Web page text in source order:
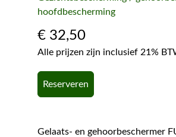
hoofdbescherming
€32,50
Alle prijzen zijn inclusief 21%
Reserveren
Gelaats- en gehoorbeschermer